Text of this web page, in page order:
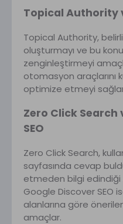
Topical Authority
Topical Authority,
oluşturmayı ve bu
zenginleştirmeyi
otomasyon araçlarını
optimize etmeyi
Zero Click Search
SEO
Zero Click Search,
sayfasında cevap
etmeden bilgi edindiği
Google Discover SEO
alanlarına göre
amaçlar.